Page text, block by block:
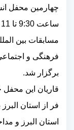
چهارمین محفل
مسابقات بین
برگزار شد.
قاریان این محفل
فر از استان
استان البرز و